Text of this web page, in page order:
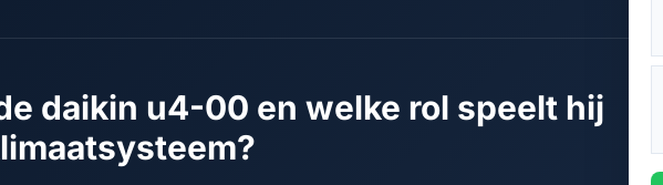
daikin u4-00 en welke rol speelt hij